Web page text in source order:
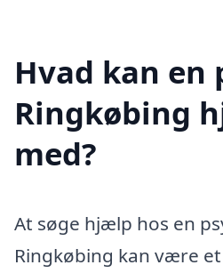
Hvad kan en
Ringkøbing
med?
At søge hjælp hos en
Ringkøbing kan være